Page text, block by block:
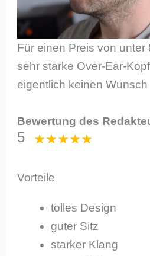
Für einen Preis von unter
sehr starke Over-Ear-
eigentlich keinen
Bewertung des
5
Vorteile
tolles Design
guter Sitz
starker Klang